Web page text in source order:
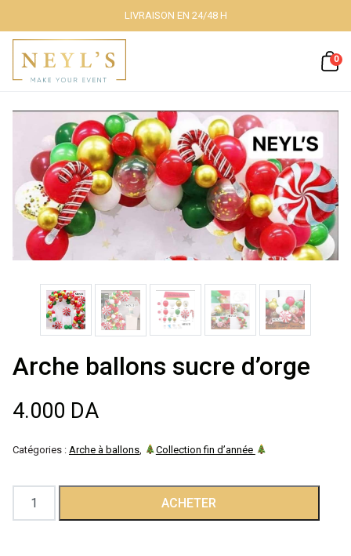
Fermer
Nos packs
Décoration
lumineuse
Décoration à
thème
Décoration de
salle
Décoration de
table
LIVRAISON EN 24/48 H
0
Arche ballons sucre d’orge
4.000 DA
Catégories : Arche à ballons Collection fin d’année
quantité
de
ACHETER